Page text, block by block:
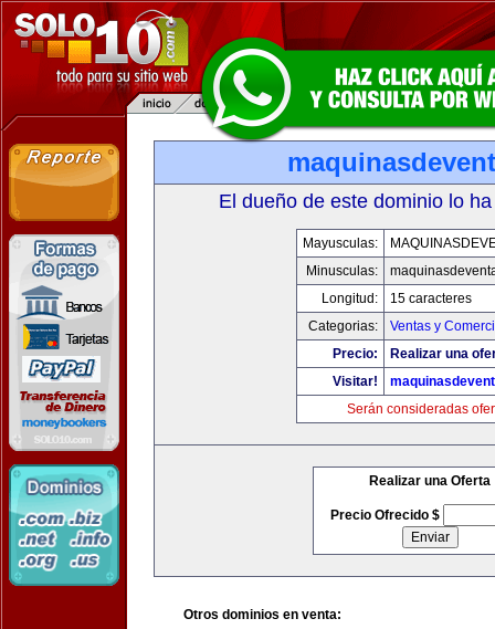
El dueño de este dominio lo
Mayusculas:
Minusculas:
Longitud:
15 caracteres
Categorias:
Ventas y
Precio:
Realizar una
Visitar!
Serán consideradas
Realizar una Oferta
Precio Ofrecido $
Otros dominios en venta: